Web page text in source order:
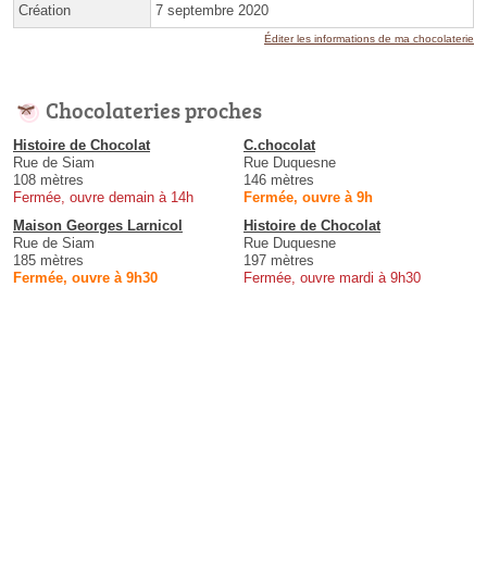
Création 7 septembre 2020
Éditer les informations de ma chocolaterie
Chocolateries proches
Histoire de Chocolat
Rue de Siam
108 mètres
Fermée, ouvre demain à 14h
C.chocolat
Rue Duquesne
146 mètres
Fermée, ouvre à 9h
Maison Georges Larnicol
Rue de Siam
185 mètres
Fermée, ouvre à 9h30
Histoire de Chocolat
Rue Duquesne
197 mètres
Fermée, ouvre mardi à 9h30